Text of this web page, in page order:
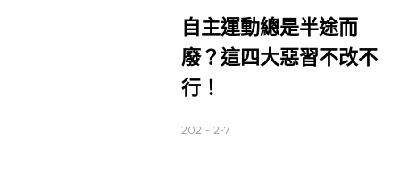
自主運動總是半途而
廢？這四大惡習不改不
行！
2021-12-7